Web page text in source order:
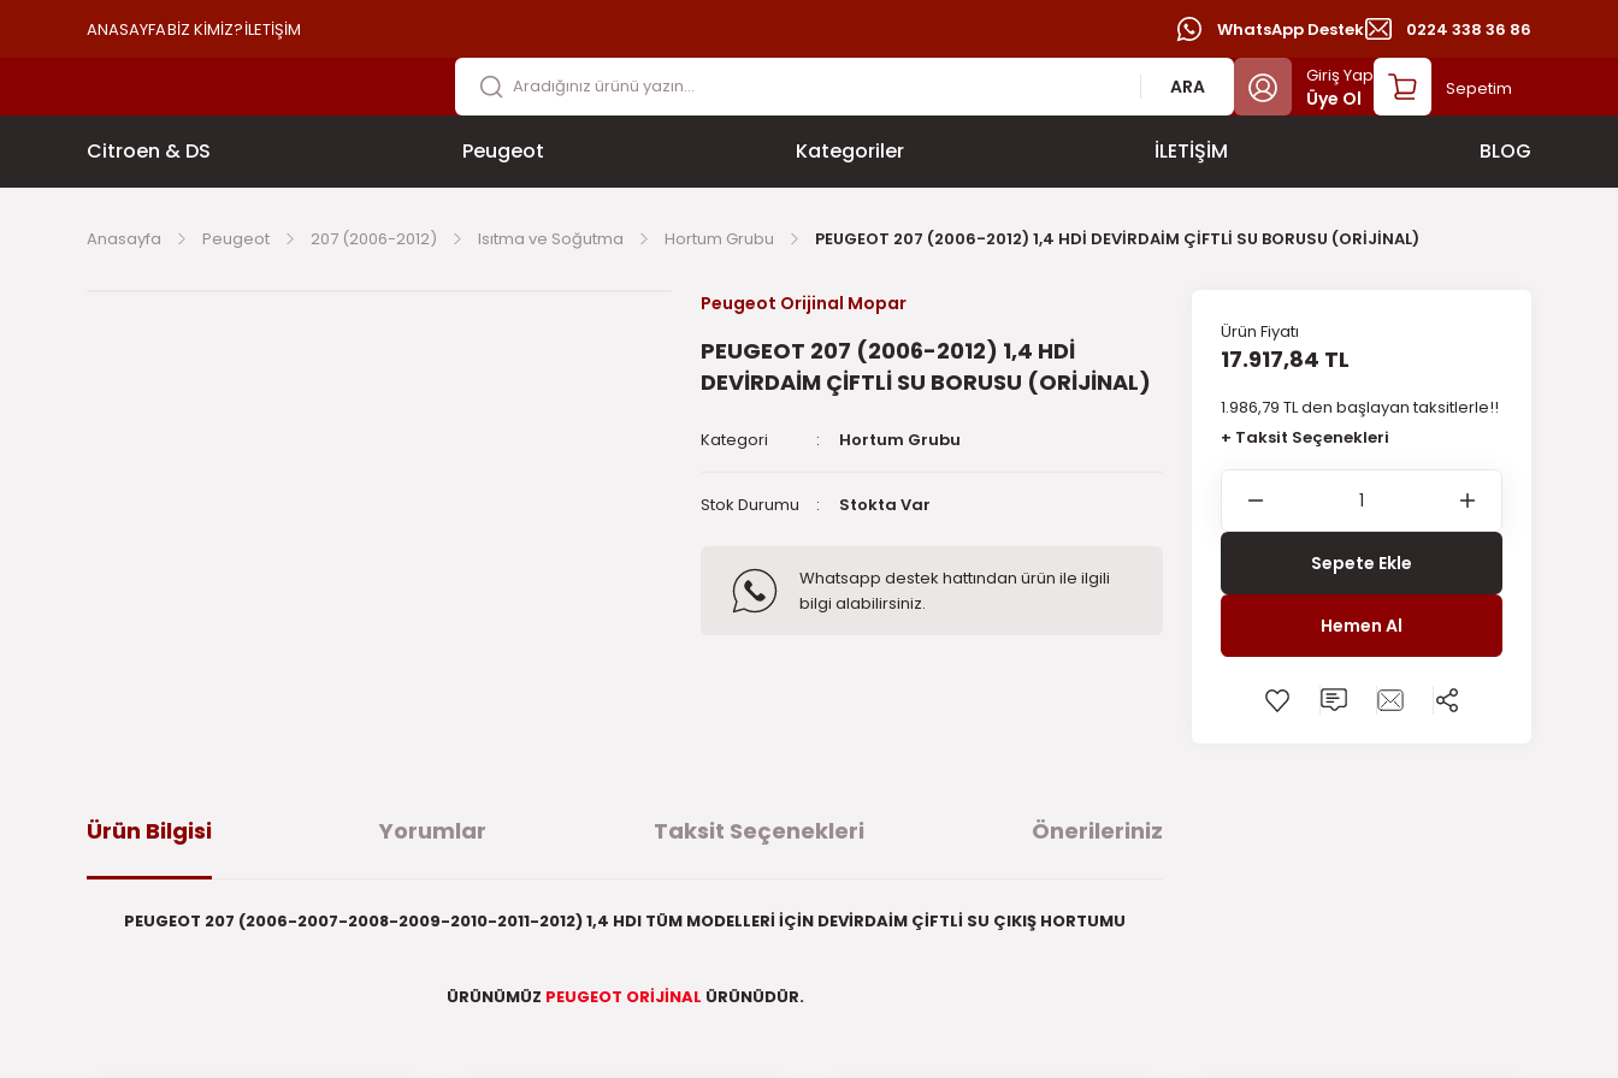
ANASAYFABİZ KİMİZ?İLETİŞİM WhatsApp Destek 0224 338 36 86
ARA Giriş Yap
Üye Ol Sepetim
Citroen & DS Peugeot Kategoriler İLETİŞİM BLOG
Anasayfa Peugeot 207 (2006-2012) Isıtma ve Soğutma Hortum Grubu PEUGEOT 207 (2006-2012) 1,4 HDİ DEVİRDAİM ÇİFTLİ SU BORUSU (ORİJİNAL)
Peugeot Orijinal Mopar
PEUGEOT 207 (2006-2012) 1,4 HDİ
DEVİRDAİM ÇİFTLİ SU BORUSU (ORİJİNAL)
Kategori Hortum Grubu
Stok Durumu Stokta Var
Whatsapp destek hattından ürün ile ilgili
bilgi alabilirsiniz.
Ürün Fiyatı
17.917,84 TL
1.986,79 TL den başlayan taksitlerle!!
+ Taksit Seçenekleri
Sepete Ekle
Hemen Al
Ürün Bilgisi Yorumlar Taksit Seçenekleri Önerileriniz
PEUGEOT 207 (2006-2007-2008-2009-2010-2011-2012) 1,4 HDI TÜM MODELLERİ İÇİN DEVİRDAİM ÇİFTLİ SU ÇIKIŞ HORTUMU
ÜRÜNÜMÜZ PEUGEOT ORİJİNAL ÜRÜNÜDÜR.